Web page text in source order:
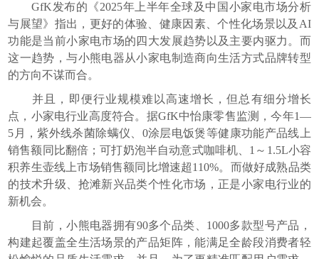
GfK发布的《2025年上半年全球及中国小家电市场分析
与展望》指出，更好的体验、健康因素、个性化场景以及AI
功能是当前小家电市场的四大发展趋势以及主要内驱力。而
这一趋势，与小熊电器从小家电制造商向生活方式品牌转型
的方向不谋而合。
并且，即便行业规模难以高速增长，但总有细分增长
点，小家电行业高度符合。据GfK中怡康零售监测，今年1—
5月，紫外线杀菌除螨仪、0涂层电饭煲等健康功能产品线上
销售额同比翻倍；可打奶泡半自动意式咖啡机、1～1.5L小容
积养生壶线上市场销售额同比增速超110%。而做好成熟品类
的技术升级、抢滩新兴品类个性化市场，正是小家电行业的
新机会。
目前，小熊电器拥有90多个品类、1000多款型号产品，
构建起覆盖全生活场景的产品矩阵，能满足全龄段消费者轻